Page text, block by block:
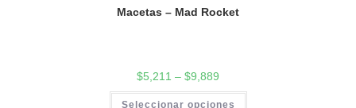
Macetas – Mad Rocket
$5,211 – $9,889
Seleccionar opciones